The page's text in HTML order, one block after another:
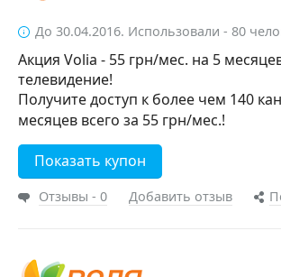
До 30.04.2016. Использовали - 80
Акция Volia - 55 грн/мес. на 5
телевидение!
Получите доступ к более чем 140
месяцев всего за 55 грн/мес.!
Показать купон
Отзывы - 0 Добавить отзыв